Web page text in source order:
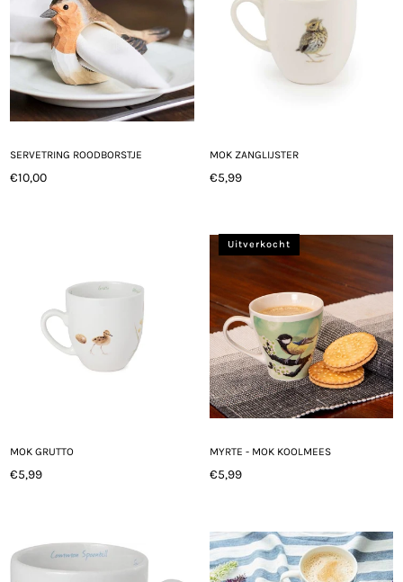
SERVETRING ROODBORSTJE
Normale
€10,00
MOK ZANGLIJSTER
Normale
€5,99
MOK GRUTTO
Normale
€5,99
Uitverkocht
MYRTE - MOK KOOLMEES
Normale
€5,99